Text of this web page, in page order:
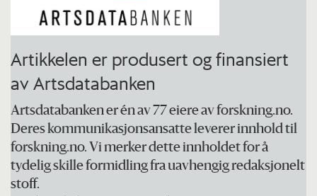
Artikkelen er produsert og finansiert
av Artsdatabanken
Artsdatabanken er én av 77 eiere av forskning.no.
Deres kommunikasjonsansatte leverer innhold til
forskning.no. Vi merker dette innholdet for å
tydelig skille formidling fra uavhengig redaksjonelt
stoff.